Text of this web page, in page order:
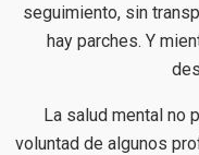
seguimiento, sin
hay parches. Y
La salud mental no
voluntad de algunos